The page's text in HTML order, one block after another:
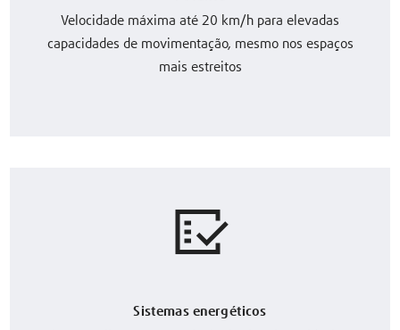
Velocidade máxima até 20 km/h para elevadas
capacidades de movimentação, mesmo nos espaços
mais estreitos
Sistemas energéticos